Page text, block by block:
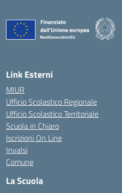
Link Esterni
MIUR
Ufficio Scolastico Regionale
Ufficio Scolastico Territoriale
Scuola in Chiaro
Iscrizioni On Line
Invalsi
Comune
La Scuola